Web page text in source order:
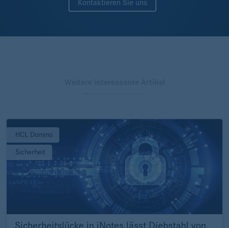
Kontaktieren Sie uns
HCL Domino
Sicherheit
Sicherheitslücke in iNotes lässt Diebstahl von